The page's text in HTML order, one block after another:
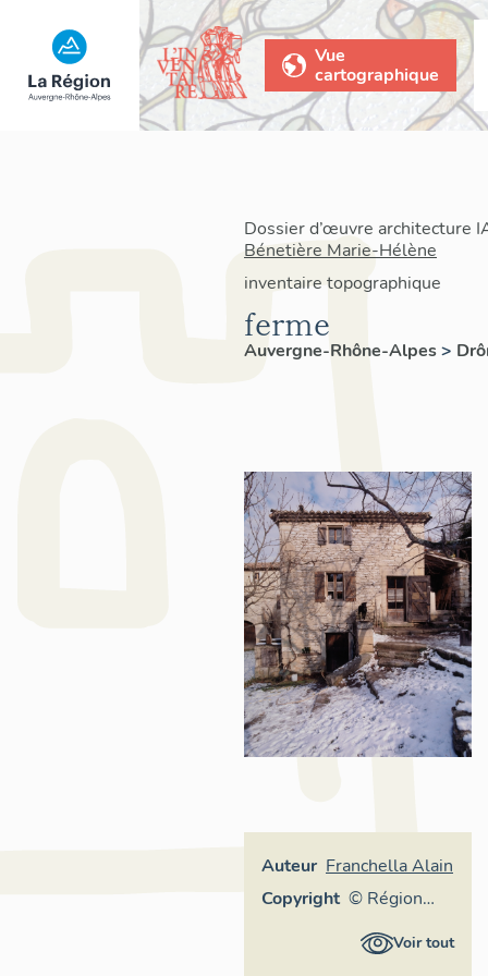
Vue
cartographique
Dossier d’œuvre architecture
Bénetière Marie-Hélène
inventaire topographique
ferme
Auvergne-Rhône-Alpes>
Auteur Franchella Alain
Copyright © Région
Rhône-Voir tout